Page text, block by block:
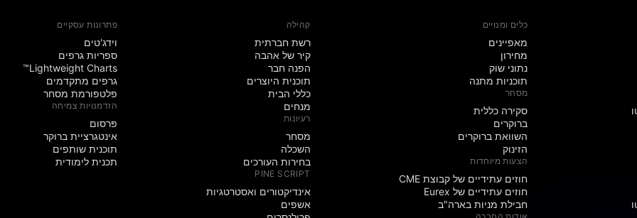
כלים ומנויים
מאפיינים
מחירון
נתוני שוק
תוכניות מתנה
מסחר
סקירה כללית
ברוקרים
השוואת ברוקרים
הזינוק
הצעות מיוחדות
חוזים עתידיים של קבוצת CME
חוזים עתידיים של Eurex
חבילת מניות בארה"ב
קהילה
רשת חברתית
קיר של אהבה
הפנה חבר
תוכנית היוצרים
כללי הבית
מנחים
רעיונות
מסחר
השכלה
בחירות העורכים
PINE SCRIPT
אינדיקטורים ואסטרטגיות
אשפים
פתרונות עסקיים
וידג'טים
ספריות גרפים
Lightweight Charts™
גרפים מתקדמים
פלטפורמת מסחר
הזדמנויות צמיחה
פּרסום
אינטגרציית ברוקר
תוכנית שותפים
תכנית לימודית